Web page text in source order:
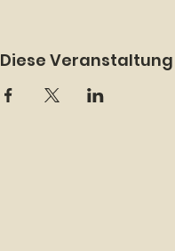
Diese